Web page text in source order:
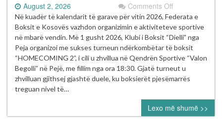
August 2, 2026 Comments Offon
Turneu
i
Boksit
2”
u
mbajt
sukses
në
Pejë
Në kuadër të kalendarit të garave për vitin 2026, Federata e
Boksit e Kosovës vazhdon organizimin e aktiviteteve sportive
në mbarë vendin. Më 1 gusht 2026, Klubi i Boksit “Dielli” nga
Peja organizoi me sukses turneun ndërkombëtar të boksit
“HOMECOMING 2”, i cili u zhvillua në Qendrën Sportive “Valon
Begolli” në Pejë, me fillim nga ora 18:30. Gjatë turneut u
zhvilluan gjithsej gjashtë duele, ku boksierët pjesëmarrës
treguan nivel të…
Lexo më shumë >>